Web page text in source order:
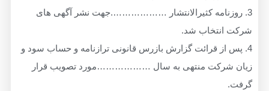
کثیرالانتشار ……………….جهت نشر آگهی های
شد.
قرائت گزارش بازرس قانونی ترازنامه و حساب سود و
منتهی به سال ………………مورد تصویب قرار